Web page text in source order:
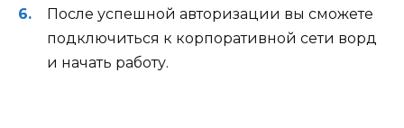
После успешной авторизации вы сможете
подключиться к корпоративной сети ворд
и начать работу.